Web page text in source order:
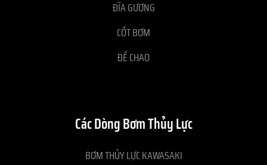
ĐĨA GƯƠNG
CỐT BƠM
ĐẾ CHAO
Các Dòng Bơm Thủy Lực
BƠM THỦY LỰC KAWASAKI